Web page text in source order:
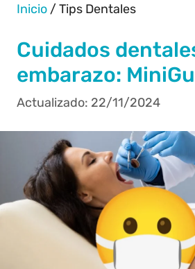
Inicio /Tips Dentales
Cuidados
embarazo:
22/11/2024